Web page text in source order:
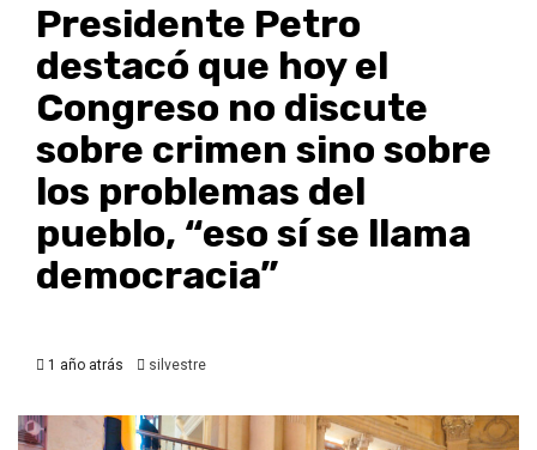
Presidente Petro
destacó que hoy el
Congreso no discute
sobre crimen sino sobre
los problemas del
pueblo, “eso sí se llama
democracia”
1 año atrás silvestre